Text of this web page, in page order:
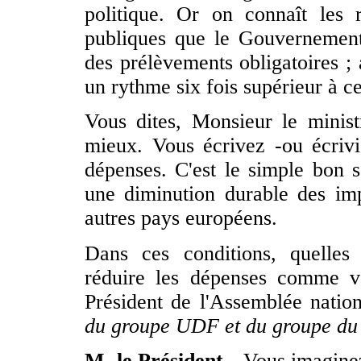
politique. Or on connaît les
publiques que le
des prélèvements obligatoires ;
un rythme six fois supérieur à
Vous dites, Monsieur le
mieux. Vous écrivez -ou
dépenses. C'est le simple bon
une diminution durable des
autres pays européens.
Dans ces conditions, quelles
réduire les dépenses comme
Président de l'Assemblée
du groupe UDF et du groupe